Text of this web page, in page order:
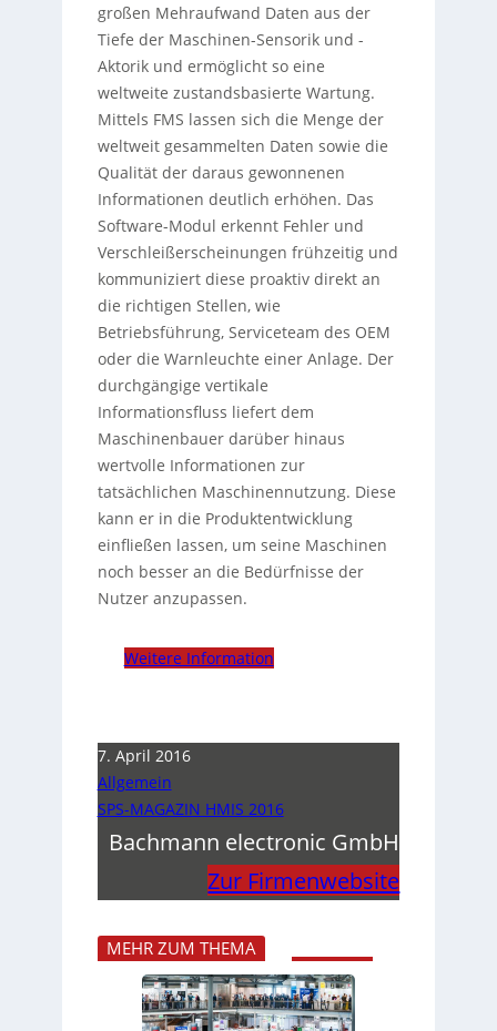
großen Mehraufwand Daten aus der
Tiefe der Maschinen-Sensorik und -
Aktorik und ermöglicht so eine
weltweite zustandsbasierte Wartung.
Mittels FMS lassen sich die Menge der
weltweit gesammelten Daten sowie die
Qualität der daraus gewonnenen
Informationen deutlich erhöhen. Das
Software-Modul erkennt Fehler und
Verschleißerscheinungen frühzeitig und
kommuniziert diese proaktiv direkt an
die richtigen Stellen, wie
Betriebsführung, Serviceteam des OEM
oder die Warnleuchte einer Anlage. Der
durchgängige vertikale
Informationsfluss liefert dem
Maschinenbauer darüber hinaus
wertvolle Informationen zur
tatsächlichen Maschinennutzung. Diese
kann er in die Produktentwicklung
einfließen lassen, um seine Maschinen
noch besser an die Bedürfnisse der
Nutzer anzupassen.
Weitere Information
7. April 2016
Allgemein
SPS-MAGAZIN HMIS 2016
Bachmann electronic GmbH
Zur Firmenwebsite
MEHR ZUM THEMA